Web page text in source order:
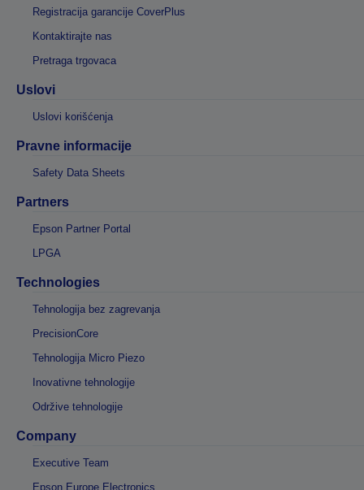
Registracija garancije CoverPlus
Kontaktirajte nas
Pretraga trgovaca
Uslovi
Uslovi korišćenja
Pravne informacije
Safety Data Sheets
Partners
Epson Partner Portal
LPGA
Technologies
Tehnologija bez zagrevanja
PrecisionCore
Tehnologija Micro Piezo
Inovativne tehnologije
Održive tehnologije
Company
Executive Team
Epson Europe Electronics